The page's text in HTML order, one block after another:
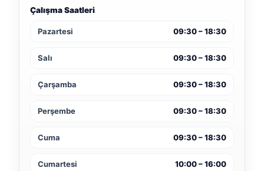
Çalışma Saatleri
Pazartesi 09:30 – 18:30
Salı 09:30 – 18:30
Çarşamba 09:30 – 18:30
Perşembe 09:30 – 18:30
Cuma 09:30 – 18:30
Cumartesi 10:00 – 16:00